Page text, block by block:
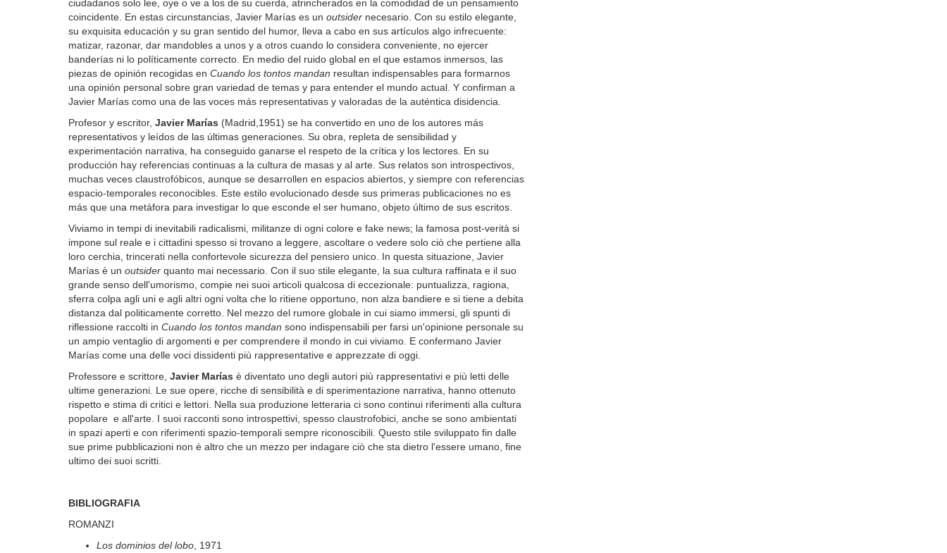
ciudadanos solo lee, oye o ve a los de su cuerda, atrincherados en la comodidad de un pensamiento
coincidente. En estas circunstancias, Javier Marías es un outsider necesario. Con su estilo elegante,
su exquisita educación y su gran sentido del humor, lleva a cabo en sus artículos algo infrecuente:
matizar, razonar, dar mandobles a unos y a otros cuando lo considera conveniente, no ejercer
banderías ni lo políticamente correcto. En medio del ruido global en el que estamos inmersos, las
piezas de opinión recogidas en Cuando los tontos mandan resultan indispensables para formarnos
una opinión personal sobre gran variedad de temas y para entender el mundo actual. Y confirman a
Javier Marías como una de las voces más representativas y valoradas de la auténtica disidencia.
Profesor y escritor, Javier Marías (Madrid,1951) se ha convertido en uno de los autores más
representativos y leídos de las últimas generaciones. Su obra, repleta de sensibilidad y
experimentación narrativa, ha conseguido ganarse el respeto de la crítica y los lectores. En su
producción hay referencias continuas a la cultura de masas y al arte. Sus relatos son introspectivos,
muchas veces claustrofóbicos, aunque se desarrollen en espacios abiertos, y siempre con referencias
espacio-temporales reconocibles. Este estilo evolucionado desde sus primeras publicaciones no es
más que una metáfora para investigar lo que esconde el ser humano, objeto último de sus escritos.
Viviamo in tempi di inevitabili radicalismi, militanze di ogni colore e fake news; la famosa post-verità si
impone sul reale e i cittadini spesso si trovano a leggere, ascoltare o vedere solo ciò che pertiene alla
loro cerchia, trincerati nella confortevole sicurezza del pensiero unico. In questa situazione, Javier
Marías è un outsider quanto mai necessario. Con il suo stile elegante, la sua cultura raffinata e il suo
grande senso dell'umorismo, compie nei suoi articoli qualcosa di eccezionale: puntualizza, ragiona,
sferra colpa agli uni e agli altri ogni volta che lo ritiene opportuno, non alza bandiere e si tiene a debita
distanza dal politicamente corretto. Nel mezzo del rumore globale in cui siamo immersi, gli spunti di
riflessione raccolti in Cuando los tontos mandan sono indispensabili per farsi un'opinione personale su
un ampio ventaglio di argomenti e per comprendere il mondo in cui viviamo. E confermano Javier
Marías come una delle voci dissidenti più rappresentative e apprezzate di oggi.
Professore e scrittore, Javier Marías è diventato uno degli autori più rappresentativi e più letti delle
ultime generazioni. Le sue opere, ricche di sensibilità e di sperimentazione narrativa, hanno ottenuto
rispetto e stima di critici e lettori. Nella sua produzione letteraria ci sono continui riferimenti alla cultura
popolare e all'arte. I suoi racconti sono introspettivi, spesso claustrofobici, anche se sono ambientati
in spazi aperti e con riferimenti spazio-temporali sempre riconoscibili. Questo stile sviluppato fin dalle
sue prime pubblicazioni non è altro che un mezzo per indagare ciò che sta dietro l'essere umano, fine
ultimo dei suoi scritti.
BIBLIOGRAFIA
ROMANZI
Los dominios del lobo, 1971